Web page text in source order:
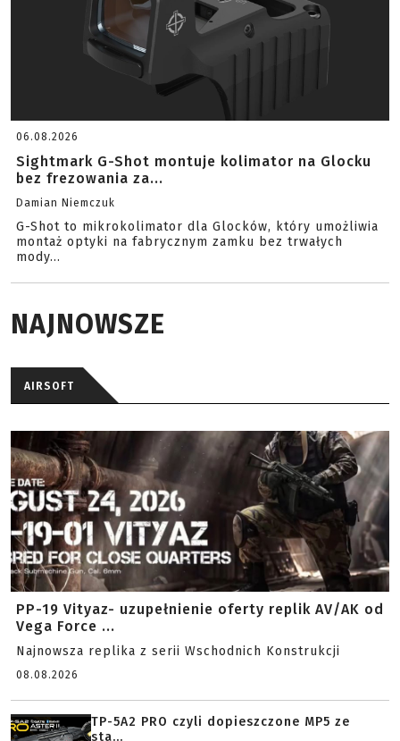
06.08.2026
Sightmark G-Shot montuje kolimator na Glocku
bez frezowania za...
Damian Niemczuk
G-Shot to mikrokolimator dla Glocków, który umożliwia
montaż optyki na fabrycznym zamku bez trwałych
mody...
NAJNOWSZE
AIRSOFT
PP-19 Vityaz- uzupełnienie oferty replik AV/AK od
Vega Force ...
Najnowsza replika z serii Wschodnich Konstrukcji
08.08.2026
TP-5A2 PRO czyli dopieszczone MP5 ze
sta...